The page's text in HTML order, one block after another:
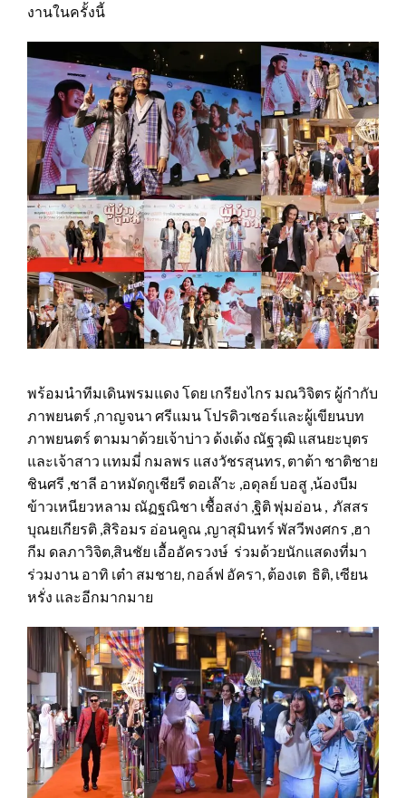
งานในครั้งนี้
พร้อมนำทีมเดินพรมแดง โดย เกรียงไกร มณวิจิตร ผู้กำกับ
ภาพยนตร์ ,กาญจนา ศรีแมน โปรดิวเซอร์เเละผู้เขียนบท
ภาพยนตร์ ตามมาด้วยเจ้าบ่าว ด้งเด้ง ณัฐวุฒิ แสนยะบุตร
และเจ้าสาว เเทมมี่ กมลพร แสงวัชรสุนทร, ตาต้า ชาติชาย
ชินศรี ,ชาลี อาหมัดกูเชียรี ดอเล๊าะ ,อดุลย์ บอสู ,น้องบีม
ข้าวเหนียวหลาม ณัฏฐณิชา เชื้อสง่า ,ฐิติ พุ่มอ่อน , ภัสสร
บุณยเกียรติ ,สิริอมร อ่อนคูณ ,ญาสุมินทร์ พัสวีพงศกร ,ฮา
กีม ดลภาวิจิต,สินชัย เอื้ออัครวงษ์ ร่วมด้วยนักแสดงที่มา
ร่วมงาน อาทิ เต๋า สมชาย, กอล์ฟ อัครา, ต้องเต ธิติ, เซียน
หรั่ง และอีกมากมาย